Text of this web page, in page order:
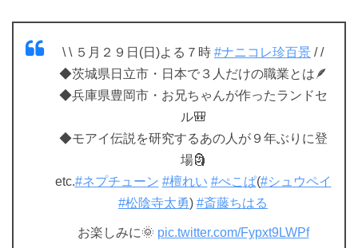
\ \ ５月２９日(日)よる７時 #ナニコレ珍百景 / /
◆茨城県日立市・日本で３人だけの職業とは🪶
◆兵庫県豊岡市・お兄ちゃんが作ったランドセ
ル🎒
◆モアイ伝説を研究するあの人が９年ぶりに登
場🗿
etc.#ネプチューン #檀れい #ぺこぱ(#シュウペイ
#松陰寺太勇) #斎藤ちはる
お楽しみに🌞 pic.twitter.com/Fypxt9LWPf